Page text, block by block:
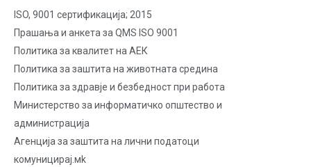
ISO, 9001 сертификација; 2015
Прашања и анкета за QMS ISO 9001
Политика за квалитет на AЕК
Политика за заштита на животната средина
Политика за здравје и безбедност при работа
Министерство за информатичко општество и
администрација
Агенција за заштита на лични податоци
комуницирај.мk